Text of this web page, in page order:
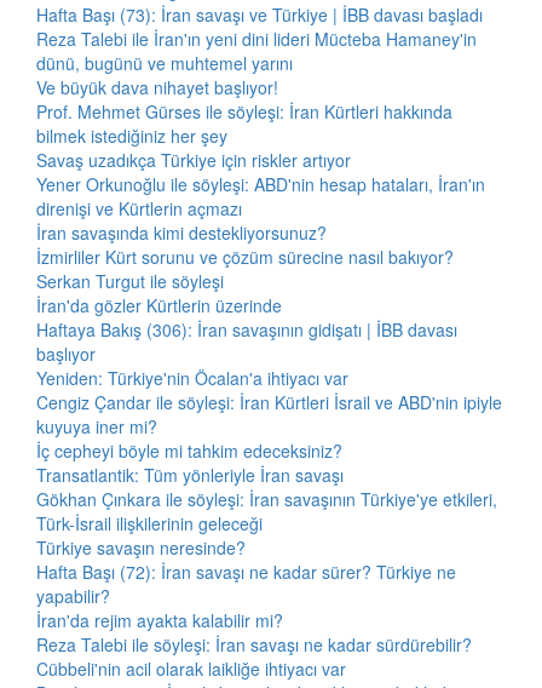
Hafta Başı (73): İran savaşı ve Türkiye | İBB davası başladı
Reza Talebi ile İran'ın yeni dini lideri Mücteba Hamaney'in
dünü, bugünü ve muhtemel yarını
Ve büyük dava nihayet başlıyor!
Prof. Mehmet Gürses ile söyleşi: İran Kürtleri hakkında
bilmek istediğiniz her şey
Savaş uzadıkça Türkiye için riskler artıyor
Yener Orkunoğlu ile söyleşi: ABD'nin hesap hataları, İran'ın
direnişi ve Kürtlerin açmazı
İran savaşında kimi destekliyorsunuz?
İzmirliler Kürt sorunu ve çözüm sürecine nasıl bakıyor?
Serkan Turgut ile söyleşi
İran'da gözler Kürtlerin üzerinde
Haftaya Bakış (306): İran savaşının gidişatı | İBB davası
başlıyor
Yeniden: Türkiye'nin Öcalan'a ihtiyacı var
Cengiz Çandar ile söyleşi: İran Kürtleri İsrail ve ABD'nin ipiyle
kuyuya iner mi?
İç cepheyi böyle mi tahkim edeceksiniz?
Transatlantik: Tüm yönleriyle İran savaşı
Gökhan Çınkara ile söyleşi: İran savaşının Türkiye'ye etkileri,
Türk-İsrail ilişkilerinin geleceği
Türkiye savaşın neresinde?
Hafta Başı (72): İran savaşı ne kadar sürer? Türkiye ne
yapabilir?
İran'da rejim ayakta kalabilir mi?
Reza Talebi ile söyleşi: İran savaşı ne kadar sürdürebilir?
Cübbeli'nin acil olarak laikliğe ihtiyacı var